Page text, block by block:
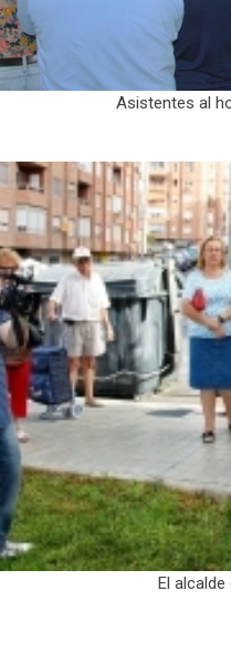
Asistentes al
El